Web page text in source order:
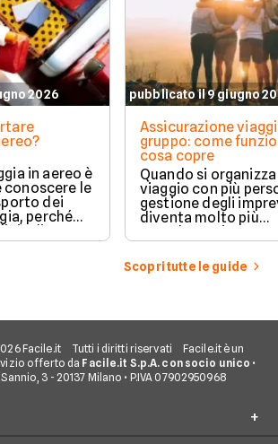
2026
in aereo è
le
dei
perché
portati
pubblicato il 9 giugno
Assicurazione
gruppo: come
cosa copre
Quando si
viaggio con più
gestione degli
diventa molto più
partenza
polizza viaggio di
pensata proprio per
partecipanti,
problemi sanitari,
cancellazioni o
logistici.
Scopri tutte le guide
Facile.it Tutti i diritti riservati
Facile.it è un
offerto da Facile.it S.p.A. con socio unico •
3 - 20137 Milano • P.IVA 07902950968